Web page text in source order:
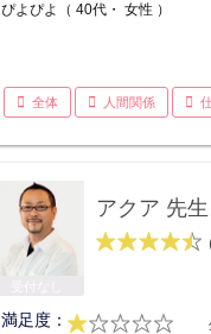
ぴよぴよ（ 40代・ 女性 ）
全体 人間関係
アクア 先生
満足度：